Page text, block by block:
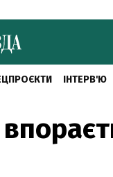
ІНТЕРВ'Ю